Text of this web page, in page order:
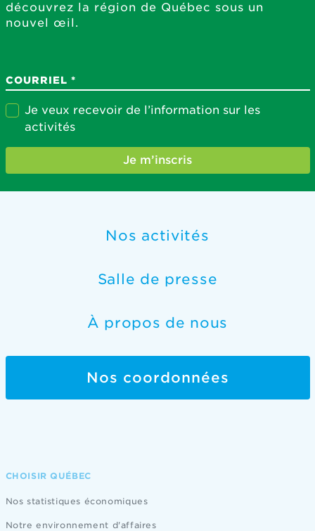
découvrez la région de Québec sous un
nouvel œil.
COURRIEL
Je veux recevoir de l’information sur les
activités
Je m’inscris
Nos activités
Salle de presse
À propos de nous
Nos coordonnées
CHOISIR QUÉBEC
Nos statistiques économiques
Notre environnement d'affaires